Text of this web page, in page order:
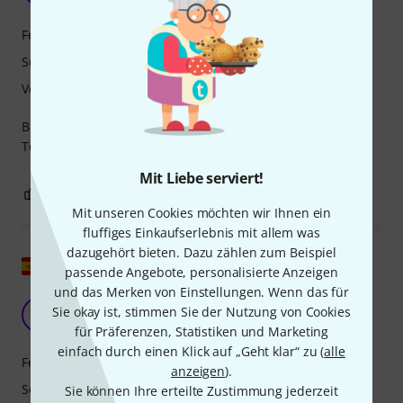
Mit Liebe serviert!
Mit unseren Cookies möchten wir Ihnen ein
fluffiges Einkaufserlebnis mit allem was
dazugehört bieten. Dazu zählen zum Beispiel
passende Angebote, personalisierte Anzeigen
und das Merken von Einstellungen. Wenn das für
Sie okay ist, stimmen Sie der Nutzung von Cookies
für Präferenzen, Statistiken und Marketing
einfach durch einen Klick auf „Geht klar“ zu (alle
anzeigen).
Sie können Ihre erteilte Zustimmung jederzeit
Bin sehr happy mit dem NT1. :D
Top Preis/Leistungs Verhältnis. Macht Spaß!
Features
Sound
Verarbeitung
Original zeigen
Gutes Mikrofon, guter Klang, sparsam.
Hathor11 10.05.2024
Features
Sound